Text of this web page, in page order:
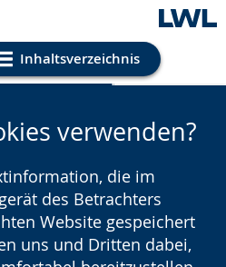
Inhaltsverzeichnis
verwenden?
die im
des Betrachters
Website gespeichert
uns und Dritten dabei,